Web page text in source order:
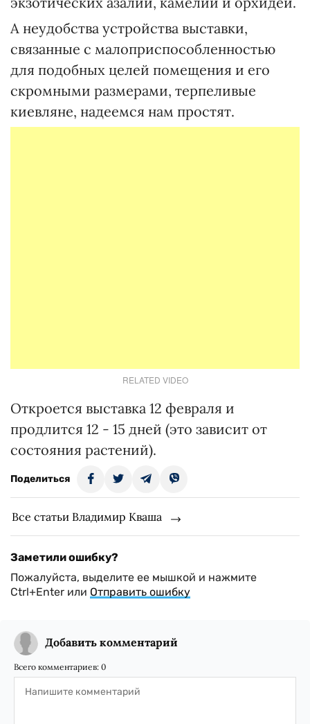
А неудобства устройства выставки,
связанные с малоприспособленностью
для подобных целей помещения и его
скромными размерами, терпеливые
киевляне, надеемся нам простят.
RELATED VIDEO
Откроется выставка 12 февраля и
продлится 12 - 15 дней (это зависит от
состояния растений).
Поделиться
Все статьи Владимир Кваша
Заметили ошибку?
Пожалуйста, выделите ее мышкой и нажмите
Ctrl+Enter или Отправить ошибку
Добавить комментарий
Всего комментариев: 0